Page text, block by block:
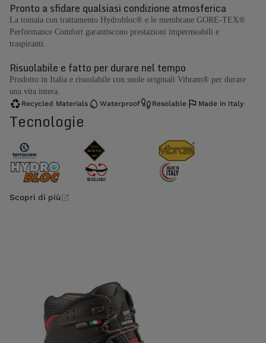
Pronto a sfidare qualsiasi condizione atmosferica
La tomaia con trattamento Hydrobloc® e le membrane GORE-TEX®
Performance Comfort garantiscono prestazioni impermeabili e
traspiranti.
Risuolabile e fatto per durare nel tempo
Prodotto in Italia e risuolabile con suole originali Vibram® per durare
una vita intera.
Recycled Materials Waterproof Resolable Made in Italy
Tecnologie
Scopri di più